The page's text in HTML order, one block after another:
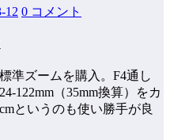
12 0 コメント
準ズームを購入。F4通し
122mm（35mm換算）をカ
というのも使い勝手が良